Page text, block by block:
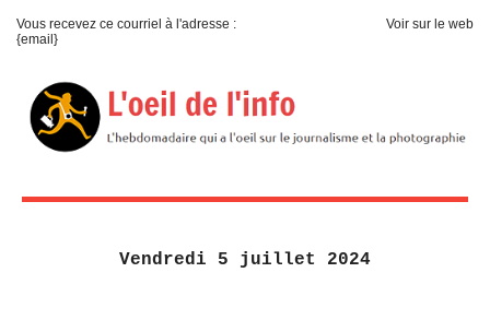
Vous recevez ce courriel à l'adresse :
{email}
Voir sur le web
Vendredi 5 juillet 2024